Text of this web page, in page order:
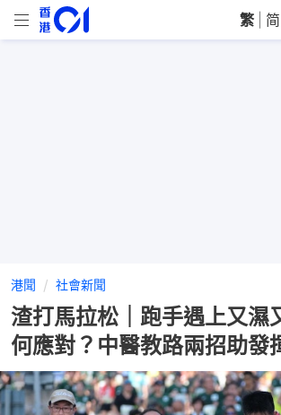
繁 简
港聞 社會新聞
渣打馬拉松｜跑手遇上又濕
何應對？中醫教路兩招助發